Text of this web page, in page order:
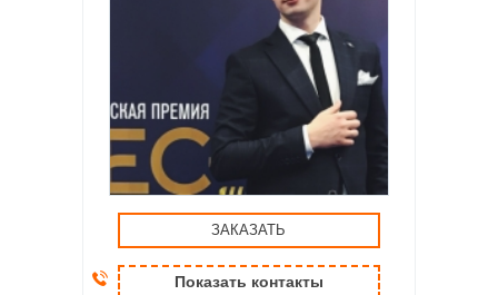
ЗАКАЗАТЬ
Показать контакты